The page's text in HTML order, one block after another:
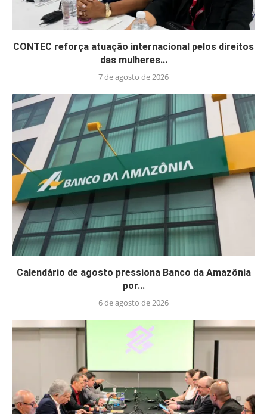
CONTEC reforça atuação internacional pelos direitos
das mulheres...
7 de agosto de 2026
Calendário de agosto pressiona Banco da Amazônia
por...
6 de agosto de 2026